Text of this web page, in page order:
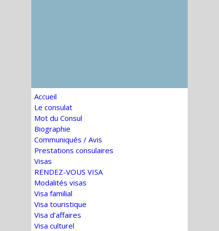
Accueil
Le consulat
Mot du Consul
Biographie
Communiqués / Avis
Prestations consulaires
Visas
RENDEZ-VOUS VISA
Modalités visas
Visa familial
Visa touristique
Visa d’affaires
Visa culturel